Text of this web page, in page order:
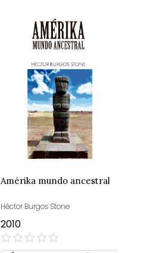
Amérika mundo ancestral
Héctor Burgos Stone
2010
0%